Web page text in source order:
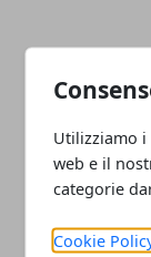
Utilizziamo
web e il
categorie
Cookie